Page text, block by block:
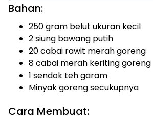
Bahan:
250 gram belut ukuran kecil
2 siung bawang putih
20 cabai rawit merah goreng
8 cabai merah keriting goreng
1 sendok teh garam
Minyak goreng secukupnya
Cara Membuat: